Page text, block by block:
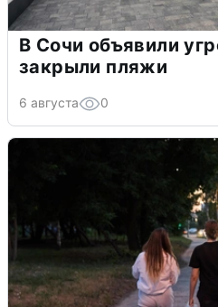
В Сочи объявили
закрыли пляжи
6 августа 0